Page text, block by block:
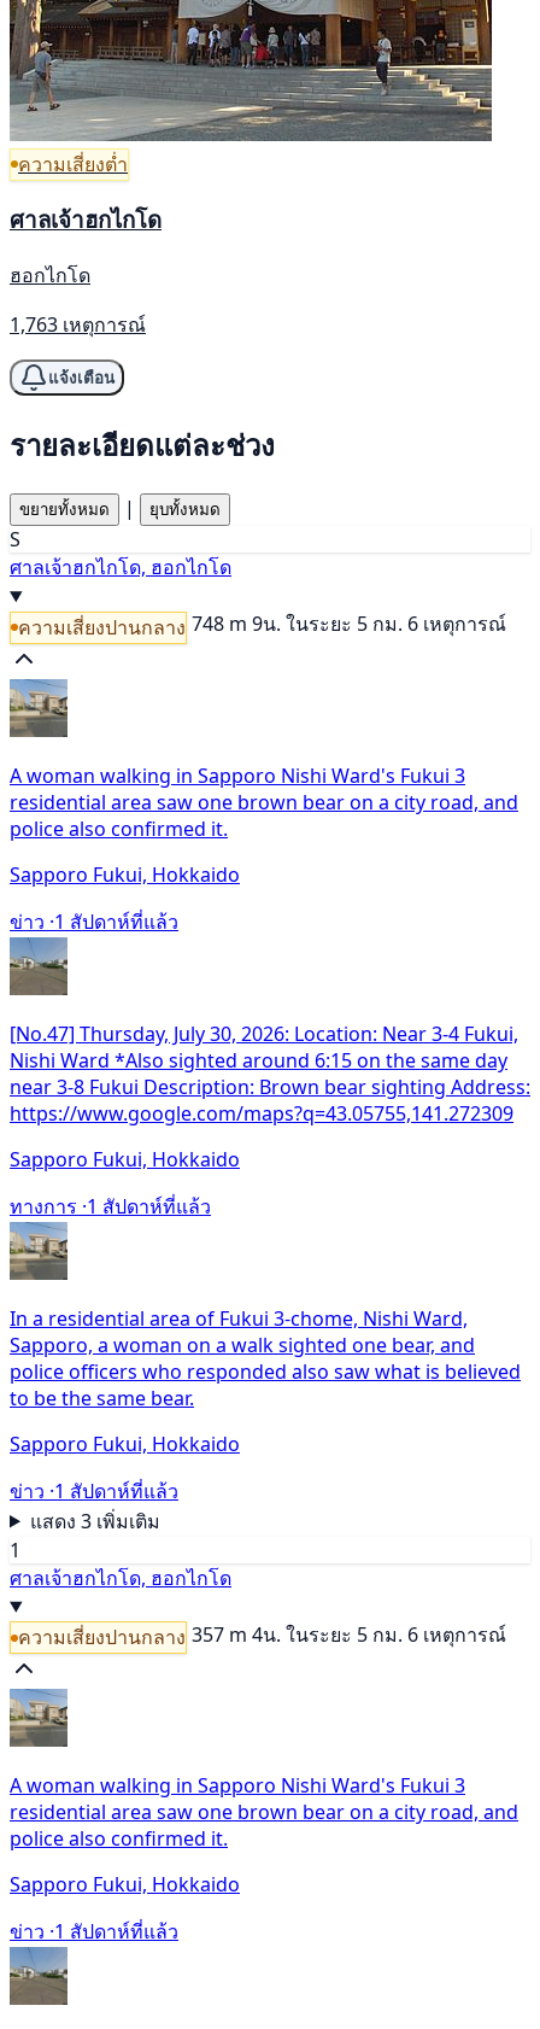
ความเสี่ยงต่ำ
ศาลเจ้าฮกไกโด
ฮอกไกโด
1,763 เหตุการณ์
แจ้งเตือน
รายละเอียดแต่ละช่วง
ขยายทั้งหมด | ยุบทั้งหมด
S
ศาลเจ้าฮกไกโด, ฮอกไกโด
ความเสี่ยงปานกลาง 748 m 9น. ในระยะ 5 กม. 6 เหตุการณ์
A woman walking in Sapporo Nishi Ward's Fukui 3
residential area saw one brown bear on a city road, and
police also confirmed it.
Sapporo Fukui, Hokkaido
ข่าว ·1 สัปดาห์ที่แล้ว
[No.47] Thursday, July 30, 2026: Location: Near 3-4 Fukui,
Nishi Ward *Also sighted around 6:15 on the same day
near 3-8 Fukui Description: Brown bear sighting Address:
https://www.google.com/maps?q=43.05755,141.272309
Sapporo Fukui, Hokkaido
ทางการ ·1 สัปดาห์ที่แล้ว
In a residential area of Fukui 3-chome, Nishi Ward,
Sapporo, a woman on a walk sighted one bear, and
police officers who responded also saw what is believed
to be the same bear.
Sapporo Fukui, Hokkaido
ข่าว ·1 สัปดาห์ที่แล้ว
แสดง 3 เพิ่มเติม
1
ศาลเจ้าฮกไกโด, ฮอกไกโด
ความเสี่ยงปานกลาง 357 m 4น. ในระยะ 5 กม. 6 เหตุการณ์
A woman walking in Sapporo Nishi Ward's Fukui 3
residential area saw one brown bear on a city road, and
police also confirmed it.
Sapporo Fukui, Hokkaido
ข่าว ·1 สัปดาห์ที่แล้ว